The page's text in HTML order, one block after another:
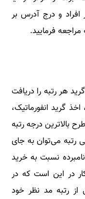
و درج آدرس بر
فرمایید.
هر رتبه را دریافت
گرید انفورماتیک،
بالاترین درجه رتبه
می‌توان به جای
نسبت به خرید
در این است که در
از رتبه مد نظر خود